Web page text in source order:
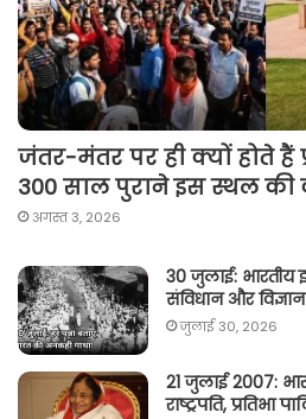
जंतर-मंतर पर ही क्यों होते हैं
300 साल पुराने इस स्थल की
अगस्त 3, 2026
30 जुलाई: भारतीय
संविधान और
जुलाई 30, 2026
21 जुलाई 2007:
राष्ट्रपति, प्रतिभा